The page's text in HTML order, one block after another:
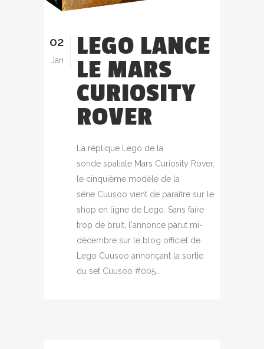
02
Jan
LEGO LANCE
LE MARS
CURIOSITY
ROVER
La réplique Lego de la
sonde spatiale Mars Curiosity Rover,
le cinquième modèle de la
série Cuusoo vient de paraître sur le
shop en ligne de Lego. Sans faire
trop de bruit, l'annonce parut mi-
décembre sur le blog officiel de
Lego Cuusoo annonçant la sortie
du set Cuusoo #005...